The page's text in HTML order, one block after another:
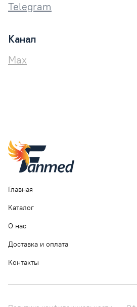
Telegram
Канал
Max
Главная
Каталог
О нас
Доставка и оплата
Контакты